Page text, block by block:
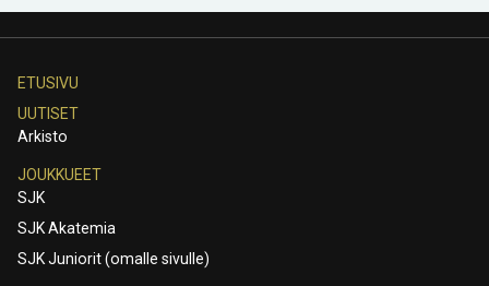
ETUSIVU
UUTISET
Arkisto
JOUKKUEET
SJK
SJK Akatemia
SJK Juniorit (omalle sivulle)